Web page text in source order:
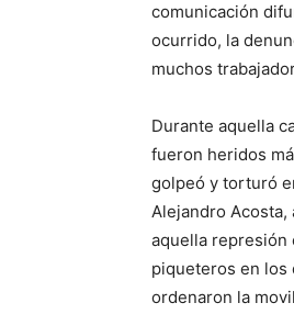
comunicación
ocurrido, la
muchos
Durante aquella
fueron heridos
golpeó y torturó
Alejandro
aquella represión
piqueteros en los
ordenaron la